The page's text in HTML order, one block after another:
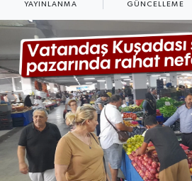
YAYINLANMA GÜNCELLEME